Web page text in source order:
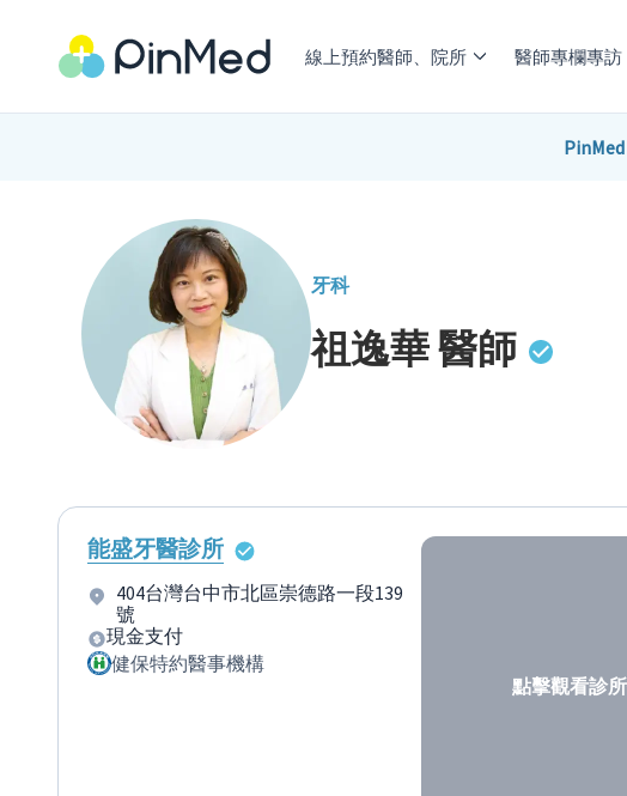
線上預約醫師、院所 醫師專欄專訪
牙科
祖逸華醫師
能盛牙醫診所
404台灣台中市北區崇德路一段139
號
現金支付
健保特約醫事機構
點擊觀看診